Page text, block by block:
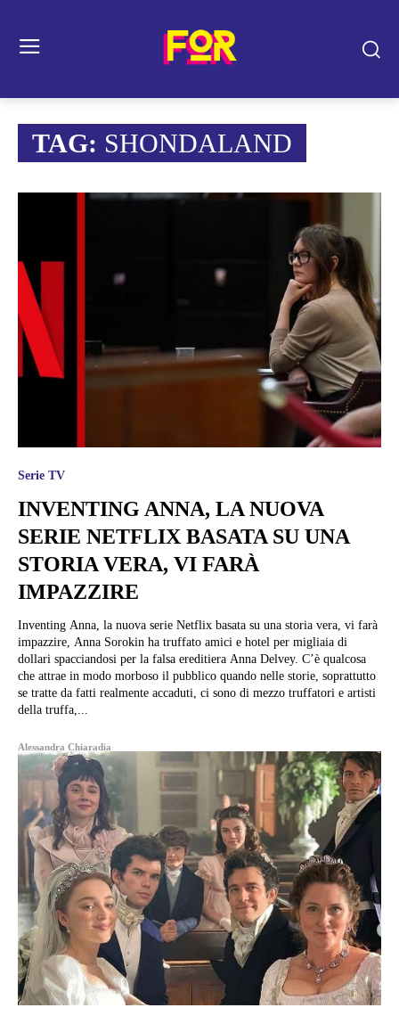
TAG: SHONDALAND
Serie TV
INVENTING ANNA, LA NUOVA
SERIE NETFLIX BASATA SU UNA
STORIA VERA, VI FARÀ
IMPAZZIRE
Inventing Anna, la nuova serie Netflix basata su una storia vera, vi farà
impazzire, Anna Sorokin ha truffato amici e hotel per migliaia di
dollari spacciandosi per la falsa ereditiera Anna Delvey. C’è qualcosa
che attrae in modo morboso il pubblico quando nelle storie, soprattutto
se tratte da fatti realmente accaduti, ci sono di mezzo truffatori e artisti
della truffa,...
Alessandra Chiaradia